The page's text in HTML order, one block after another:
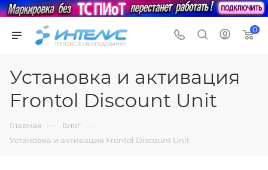
0
Установка и активация
Frontol Discount Unit
Главная — Блог —
Установка и активация Frontol Discount Unit